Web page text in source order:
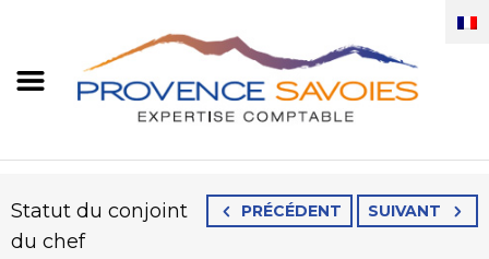
PRÉCÉDENT SUIVANT
Statut du conjoint
du chef